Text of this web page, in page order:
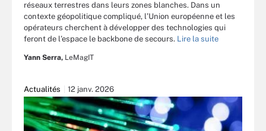
réseaux terrestres dans leurs zones blanches. Dans un
contexte géopolitique compliqué, l’Union européenne et les
opérateurs cherchent à développer des technologies qui
feront de l’espace le backbone de secours. Lire la suite
Yann Serra, LeMagIT
Actualités 12 janv. 2026